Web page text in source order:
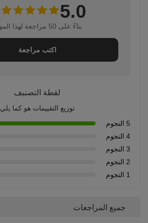
5.0
بناءً على 50 مراجعة لهذا المورد
اكتب مراجعة
لقطة التصنيف
توزيع التقييمات هو كما يلي
5 النجوم
4 النجوم
3 النجوم
2 النجوم
1 النجوم
جميع المراجعات